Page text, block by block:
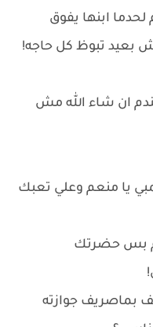
ابنها يفوق
بعيد تبوظ كل حاجه!
ان شاء الله مش
يا منعم وعلي تعبك
بس حضرتك
بماصريف جوازته